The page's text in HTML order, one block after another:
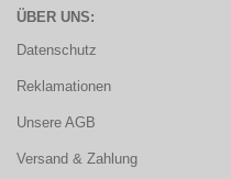
ÜBER UNS:
Datenschutz
Reklamationen
Unsere AGB
Versand & Zahlung